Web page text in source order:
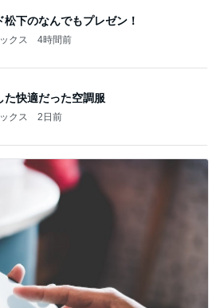
松下のなんでもプレゼン！
クス 4時間前
た快適だった空調服
クス 2日前